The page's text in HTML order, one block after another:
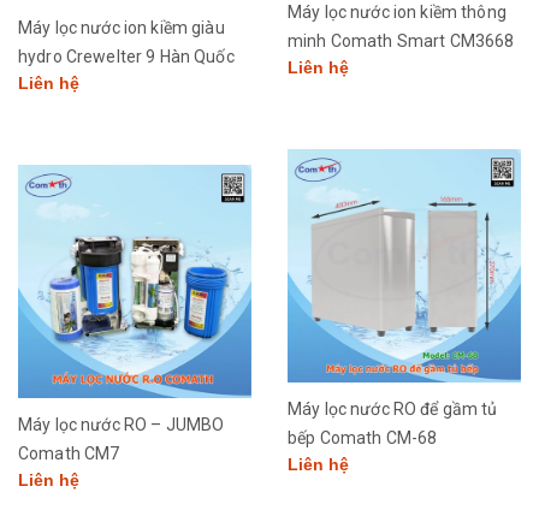
Máy lọc nước ion kiềm giàu
hydro Crewelter 9 Hàn Quốc
Liên hệ
Máy lọc nước RO – JUMBO
Comath CM7
Liên hệ
Máy lọc nước ion kiềm thông
minh Comath Smart CM3668
Liên hệ
Máy lọc nước RO để gầm tủ
bếp Comath CM-68
Liên hệ